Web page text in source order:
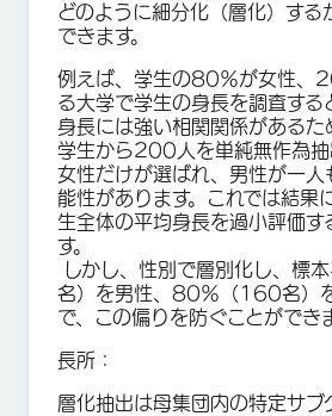
どのように細分化（層化）する
できます。
例えば、学生の80％が女性、
る大学で学生の身長を調査する
身長には強い相関関係がある
学生から200人を単純無作為抽
女性だけが選ばれ、男性が一人
能性があります。これでは結果
生全体の平均身長を過小評価す
す。
しかし、性別で層別化し、標
名）を男性、80％（160名）
で、この偏りを防ぐことができ
長所：
層化抽出は母集団内の特定サブ